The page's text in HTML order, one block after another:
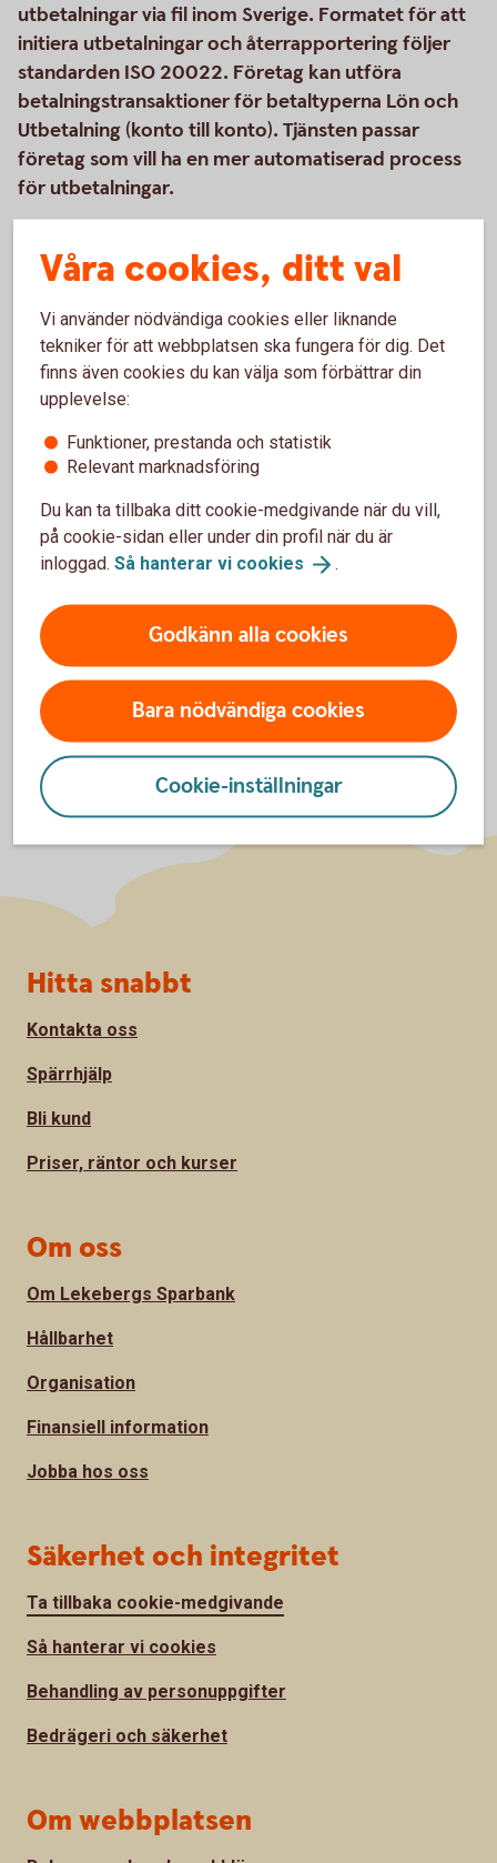
utbetalningar via fil inom Sverige. Formatet för att
initiera utbetalningar och återrapportering följer
standarden ISO 20022. Företag kan utföra
betalningstransaktioner för betaltyperna Lön och
Utbetalning (konto till konto). Tjänsten passar
företag som vill ha en mer automatiserad process
för utbetalningar.
Så här fungerar Utbetalning Företag
Pris
Anslutning Företag
Utbetalning Företag
Våra cookies, ditt val
Vi använder nödvändiga cookies eller liknande
tekniker för att webbplatsen ska fungera för dig. Det
finns även cookies du kan välja som förbättrar din
upplevelse:
Funktioner, prestanda och statistik
Relevant marknadsföring
Du kan ta tillbaka ditt cookie-medgivande när du vill,
på cookie-sidan eller under din profil när du är
inloggad. Så hanterar vi cookies .
Godkänn alla cookies
Bara nödvändiga cookies
Cookie-inställningar
Sidfot
Hitta snabbt
Kontakta oss
Spärrhjälp
Bli kund
Priser, räntor och kurser
Om oss
Om Lekebergs Sparbank
Hållbarhet
Organisation
Finansiell information
Jobba hos oss
Säkerhet och integritet
Ta tillbaka cookie-medgivande
Så hanterar vi cookies
Behandling av personuppgifter
Bedrägeri och säkerhet
Om webbplatsen